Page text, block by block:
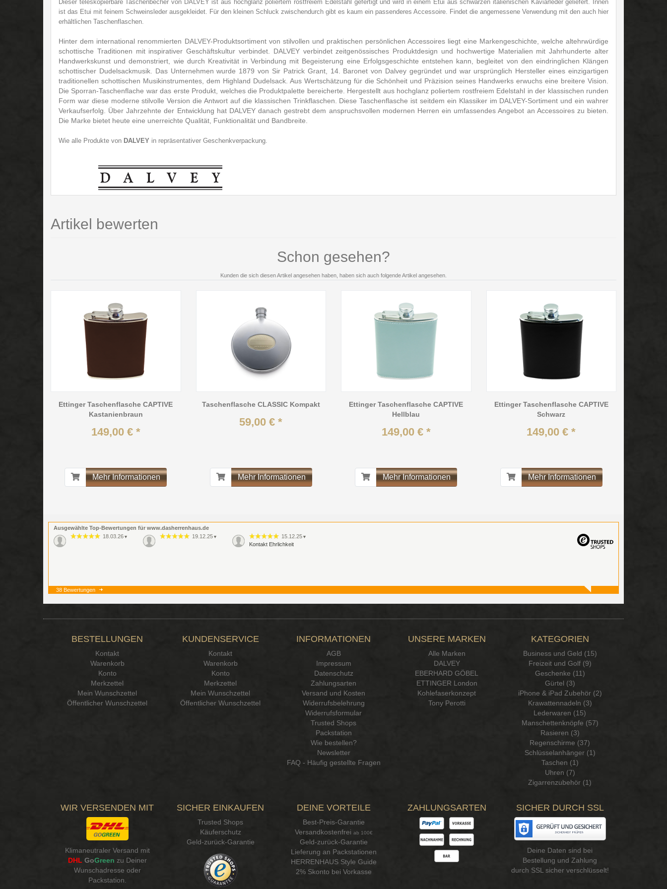
Dieser teleskopierbare Taschenbecher von DALVEY ist aus hochglanz poliertem rostfreiem Edelstahl gefertigt und wird in einem Etui aus schwarzen italienischen Kaviarleder geliefert. Innen
ist das Etui mit feinem Schweinsleder ausgekleidet. Für den kleinen Schluck zwischendurch gibt es kaum ein passenderes Accessoire. Findet die angemessene Verwendung mit den auch hier
erhältlichen Taschenflaschen.
Hinter dem international renommierten DALVEY-Produktsortiment von stilvollen und praktischen persönlichen Accessoires liegt eine Markengeschichte, welche altehrwürdige
schottische Traditionen mit inspirativer Geschäftskultur verbindet. DALVEY verbindet zeitgenössisches Produktdesign und hochwertige Materialien mit Jahrhunderte alter
Handwerkskunst und demonstriert, wie durch Kreativität in Verbindung mit Begeisterung eine Erfolgsgeschichte entstehen kann, begleitet von den eindringlichen Klängen
schottischer Dudelsackmusik. Das Unternehmen wurde 1879 von Sir Patrick Grant, 14. Baronet von Dalvey gegründet und war ursprünglich Hersteller eines einzigartigen
traditionellen schottischen Musikinstrumentes, dem Highland Dudelsack. Aus Wertschätzung für die Schönheit und Präzision seines Handwerks erwuchs eine breitere Vision.
Die Sporran-Taschenflache war das erste Produkt, welches die Produktpalette bereicherte. Hergestellt aus hochglanz poliertem rostfreiem Edelstahl in der klassischen runden
Form war diese moderne stilvolle Version die Antwort auf die klassischen Trinkflaschen. Diese Taschenflasche ist seitdem ein Klassiker im DALVEY-Sortiment und ein wahrer
Verkaufserfolg. Über Jahrzehnte der Entwicklung hat DALVEY danach gestrebt dem anspruchsvollen modernen Herren ein umfassendes Angebot an Accessoires zu bieten.
Die Marke bietet heute eine unerreichte Qualität, Funktionalität und Bandbreite.
Wie alle Produkte von DALVEY in repräsentativer Geschenkverpackung.
Artikel bewerten
Schon gesehen?
Kunden die sich diesen Artikel angesehen haben, haben sich auch folgende Artikel angesehen.
Ettinger Taschenflasche CAPTIVE
Kastanienbraun
149,00 € *
Mehr Informationen
Taschenflasche CLASSIC Kompakt
59,00 € *
Mehr Informationen
Ettinger Taschenflasche CAPTIVE
Hellblau
149,00 € *
Mehr Informationen
Ettinger Taschenflasche CAPTIVE
Schwarz
149,00 € *
Mehr Informationen
Ausgewählte Top-Bewertungen für www.dasherrenhaus.de
18.03.26 ▼ 19.12.25 ▼ 15.12.25 ▼
Kontakt Ehrlichkeit
38 Bewertungen
BESTELLUNGEN
Kontakt
Warenkorb
Konto
Merkzettel
Mein Wunschzettel
Öffentlicher Wunschzettel
KUNDENSERVICE
Kontakt
Warenkorb
Konto
Merkzettel
Mein Wunschzettel
Öffentlicher Wunschzettel
INFORMATIONEN
AGB
Impressum
Datenschutz
Zahlungsarten
Versand und Kosten
Widerrufsbelehrung
Widerrufsformular
Trusted Shops
Packstation
Wie bestellen?
Newsletter
FAQ - Häufig gestellte Fragen
UNSERE MARKEN
Alle Marken
DALVEY
EBERHARD GÖBEL
ETTINGER London
Kohlefaserkonzept
Tony Perotti
KATEGORIEN
Business und Geld (15)
Freizeit und Golf (9)
Geschenke (11)
Gürtel (3)
iPhone & iPad Zubehör (2)
Krawattennadeln (3)
Lederwaren (15)
Manschettenknöpfe (57)
Rasieren (3)
Regenschirme (37)
Schlüsselanhänger (1)
Taschen (1)
Uhren (7)
Zigarrenzubehör (1)
WIR VERSENDEN MIT
Klimaneutraler Versand mit
DHL GoGreen zu Deiner
Wunschadresse oder
Packstation
SICHER EINKAUFEN
Trusted Shops
Käuferschutz
Geld-zurück-Garantie
DEINE VORTEILE
Best-Preis-Garantie
Versandkostenfrei ab 100€
Geld-zurück-Garantie
Lieferung an Packstationen
HERRENHAUS Style Guide
2% Skonto bei Vorkasse
ZAHLUNGSARTEN SICHER DURCH SSL
Deine Daten sind bei
Bestellung und Zahlung
durch SSL sicher verschlüsselt!